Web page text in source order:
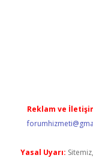
Reklam ve
Yasal Uyarı: